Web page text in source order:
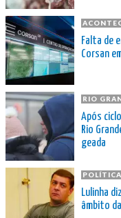
Falta de
Corsan
RIO
Após
Rio
geada
POLÍTICA
Lulinha
âmbito